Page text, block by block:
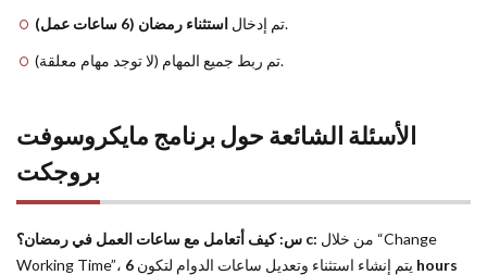
تم إدخال استثناء رمضان (6 ساعات عمل)
.
تم ربط جميع المهام (لا توجد مهام معلقة).
الأسئلة الشائعة حول برنامج مايكروسوفت
بروجكت
س: كيف أتعامل مع ساعات العمل في رمضان؟ c:
Working Time”، يتم إنشاء استثناء وتعديل ساعات الدوام لتكون 6 hours